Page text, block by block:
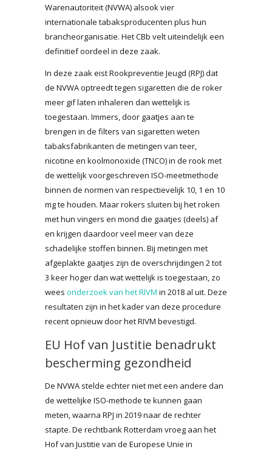
Warenautoriteit (NVWA) alsook vier
internationale tabaksproducenten plus hun
brancheorganisatie. Het CBb velt uiteindelijk een
definitief oordeel in deze zaak.
In deze zaak eist Rookpreventie Jeugd (RPJ) dat
de NVWA optreedt tegen sigaretten die de roker
meer gif laten inhaleren dan wettelijk is
toegestaan. Immers, door gaatjes aan te
brengen in de filters van sigaretten weten
tabaksfabrikanten de metingen van teer,
nicotine en koolmonoxide (TNCO) in de rook met
de wettelijk voorgeschreven ISO-meetmethode
binnen de normen van respectievelijk 10, 1 en 10
mg te houden. Maar rokers sluiten bij het roken
met hun vingers en mond die gaatjes (deels) af
en krijgen daardoor veel meer van deze
schadelijke stoffen binnen. Bij metingen met
afgeplakte gaatjes zijn de overschrijdingen 2 tot
3 keer hoger dan wat wettelijk is toegestaan, zo
wees onderzoek van het RIVM in 2018 al uit. Deze
resultaten zijn in het kader van deze procedure
recent opnieuw door het RIVM bevestigd.
EU Hof van Justitie benadrukt
bescherming gezondheid
De NVWA stelde echter niet met een andere dan
de wettelijke ISO-methode te kunnen gaan
meten, waarna RPJ in 2019 naar de rechter
stapte. De rechtbank Rotterdam vroeg aan het
Hof van Justitie van de Europese Unie in